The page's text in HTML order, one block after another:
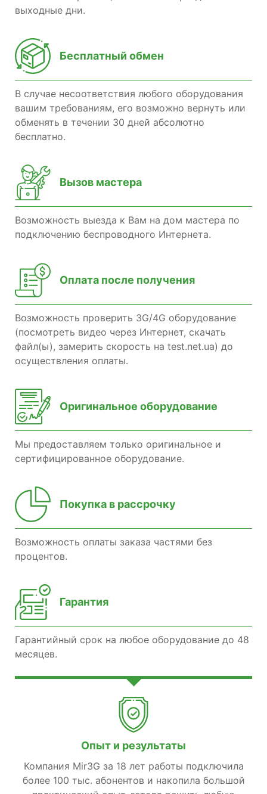
выходные дни.
Бесплатный обмен
В случае несоответствия любого оборудования
вашим требованиям, его возможно вернуть или
обменять в течении 30 дней абсолютно
бесплатно.
Вызов мастера
Возможность выезда к Вам на дом мастера по
подключению беспроводного Интернета.
Оплата после получения
Возможность проверить 3G/4G оборудование
(посмотреть видео через Интернет, скачать
файл(ы), замерить скорость на test.net.ua) до
осуществления оплаты.
Оригинальное оборудование
Мы предоставляем только оригинальное и
сертифицированное оборудование.
Покупка в рассрочку
Возможность оплаты заказа частями без
процентов.
Гарантия
Гарантийный срок на любое оборудование до 48
месяцев.
Опыт и результаты
Компания Mir3G за 18 лет работы подключила
более 100 тыс. абонентов и накопила большой